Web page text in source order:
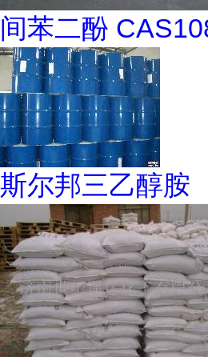
间苯二酚
斯尔邦三乙醇胺